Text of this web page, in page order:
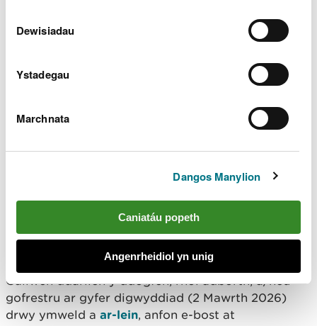
Dewisiadau
Ystadegau
Marchnata
Dangos Manylion
Caniatáu popeth
Angenrheidiol yn unig
cysylltu pobl â natur, twf gwyrdd a
chynaliadwy a gwella amgylchedd ein
afael â’r argyfyngau hinsawdd a natur sy’n
ein hwynebu.”
“Rydym yn gwerthfawrogi mewnbwn a
chydweithrediad y rhai rydym yn gweithio
gyda nhw a’r cymunedau rydym yn eu
gyhoeddi fersiwn derfynol yn
Gofynnir i staff, partneriaid, rhanddeiliaid,
cwsmeriaid a chymunedau gymryd rhan.
Gallwch ddarllen y ddogfen, rhoi adborth, a/neu
gofrestru ar gyfer digwyddiad (2 Mawrth 2026)
drwy ymweld a ar-lein, anfon e-bost at